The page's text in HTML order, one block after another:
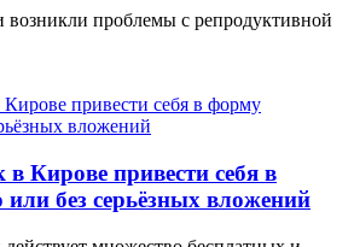
проблемы с репродуктивной
в Кирове привести себя в
без серьёзных вложений